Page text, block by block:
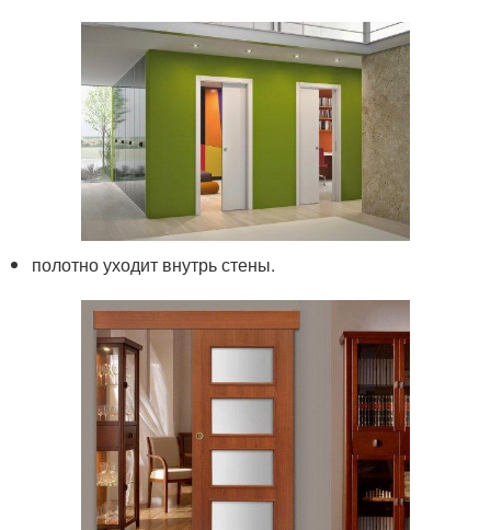
полотно уходит внутрь стены.